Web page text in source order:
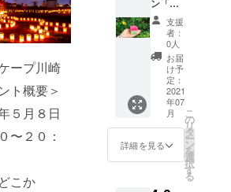
ープ川崎
ト概要＞
５月８日
〜２０：
こか
す。
＊１：
ご登録
のメー
ルアド
レスも
しくは
CAMPF
IRE内の
メッ
セージ
機能か
ら現地
らせい
利用さ
せてい
ただく
予定で
す。ご
登録の
メール
アドレ
スに
URLを
せてい
ただき
＊他の
時、デ
ザイン
キャン
ドルに
点灯す
る権
利 ※１
※３ ※５
２．イ
ベント
を撮影
した写
作し発
送させ
ていた
だきま
す。
１．多
摩川の
石」
キャン
ドル３
豚さん
ミニ
コップ
くらい
の大き
さの
キャン
ドルで
す！
１．
Kame
Candle
さん製
作のデ
ア）に
「キャ
ンドル
スケー
プを背
景にし
た記念
写真」
を撮影
しても
らいま
す。カ
ン「ス
タッフ
みんな
で作っ
た手作
りキャ
ンドル
その１
春〜」
今年の
キャン
ドルの
地上絵
支援
者：
0人
お届
け予
定：
2021
年07
月
詳細を見る
こ
の
リ
タ
ー
ン
を
選
択
す
る